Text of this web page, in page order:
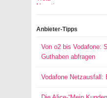
Anbieter-Tipps
Von o2 bis Vodafone:
Guthaben abfragen
Vodafone Netzausfall: